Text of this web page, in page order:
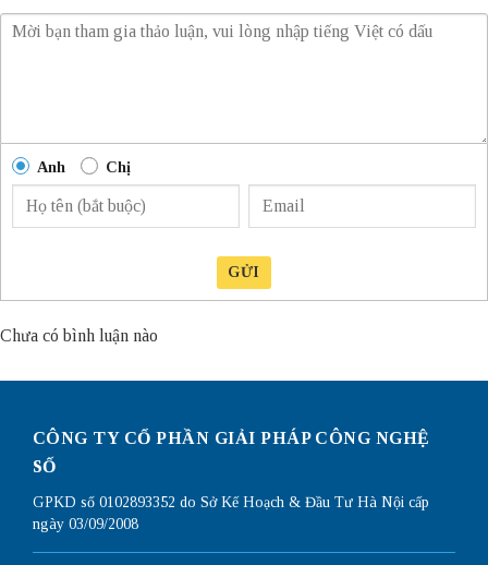
Anh Chị
GỬI
Chưa có bình luận nào
CÔNG TY CỔ PHẦN GIẢI PHÁP CÔNG NGHỆ
SỐ
GPKD số 0102893352 do Sở Kế Hoạch & Đầu Tư Hà Nội cấp
ngày 03/09/2008